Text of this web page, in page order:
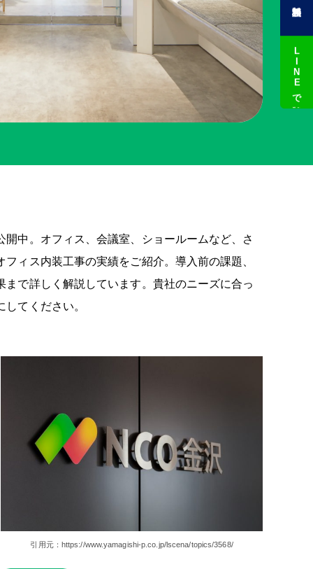
中。オフィス、会議室、ショールームなど、さ
ィス内装工事の実績をご紹介。導入前の課題、
まで詳しく解説しています。貴社のニーズに合っ
てください。
引用元：https://www.yamagishi-p.co.jp/lscena/topics/3568/
LINEで相談